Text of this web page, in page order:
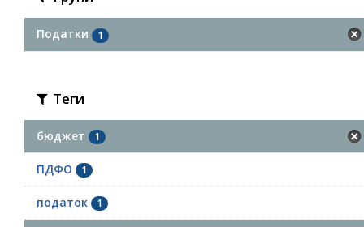
Податки 1
Теги
бюджет 1
ПДФО 1
податок 1